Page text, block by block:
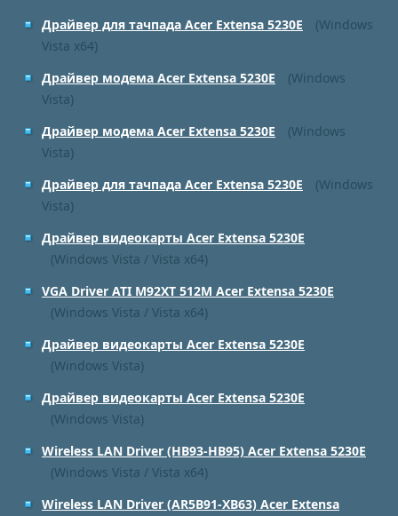
Драйвер для тачпада Acer Extensa 5230E
(Windows
Vista x64)
Драйвер модема Acer Extensa 5230E
(Windows
Vista)
Драйвер модема Acer Extensa 5230E
(Windows
Vista)
Драйвер для тачпада Acer Extensa 5230E
(Windows
Vista)
Драйвер видеокарты Acer Extensa 5230E
(Windows Vista / Vista x64)
VGA Driver ATI M92XT 512M Acer Extensa 5230E
(Windows Vista / Vista x64)
Драйвер видеокарты Acer Extensa 5230E
(Windows Vista)
Драйвер видеокарты Acer Extensa 5230E
(Windows Vista)
Wireless LAN Driver (HB93-HB95) Acer Extensa 5230E
(Windows Vista / Vista x64)
Wireless LAN Driver (AR5B91-XB63) Acer Extensa